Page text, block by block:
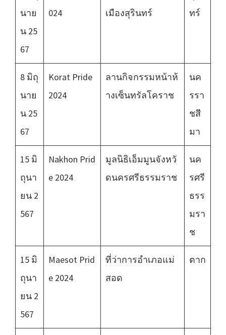
นาย
น 25
67
024
เมืองสุรินทร์
ทร์
8 มิถุ
นาย
น 25
67
Korat Pride
2024
ลานกิจกรรมหน้าห้
างเซ็นทรัลโคราช
นค
รรา
ชสี
มา
15 มิ
ถุนา
ยน 2
567
Nakhon Prid
e 2024
มูลนิธิเอ็มมูนจังหวั
ดนครศรีธรรมราช
นค
รศรี
ธรร
มรา
ช
15 มิ
ถุนา
ยน 2
567
Maesot Prid
e 2024
ที่ว่าการอำเภอแม่
สอด
ตาก